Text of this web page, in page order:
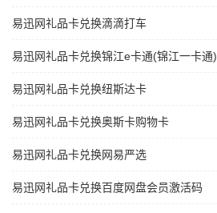
易迅网礼品卡兑换滴滴打车
易迅网礼品卡兑换锦江e卡通(锦江一卡通)
易迅网礼品卡兑换纽斯达卡
易迅网礼品卡兑换奥斯卡购物卡
易迅网礼品卡兑换网易严选
易迅网礼品卡兑换百度网盘会员激活码